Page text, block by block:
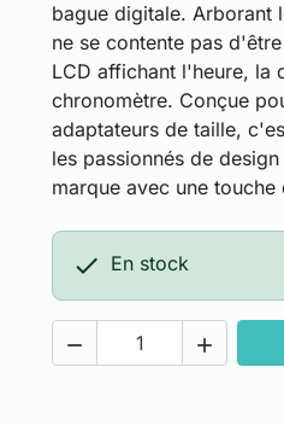
bague digitale. Arborant
ne se contente pas
LCD affichant l'heure, la
chronomètre. Conçue
adaptateurs de taille,
les passionnés de
marque avec une touche
 En stock
 